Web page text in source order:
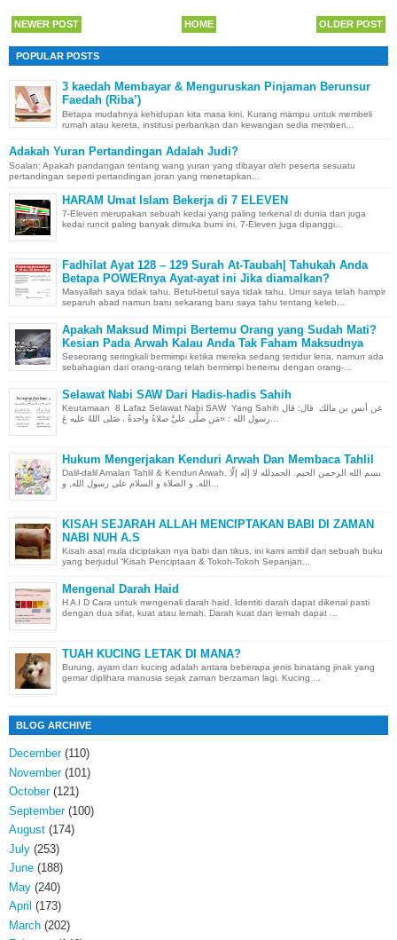
NEWER POST OLDER POST
HOME
POPULAR POSTS
3 kaedah Membayar & Menguruskan Pinjaman Berunsur
Faedah (Riba’)
Betapa mudahnya kehidupan kita masa kini. Kurang mampu untuk membeli
rumah atau kereta, institusi perbankan dan kewangan sedia memberi...
Adakah Yuran Pertandingan Adalah Judi?
Soalan: Apakah pandangan tentang wang yuran yang dibayar oleh peserta sesuatu
pertandingan seperti pertandingan joran yang menetapkan...
HARAM Umat Islam Bekerja di 7 ELEVEN
7-Eleven merupakan sebuah kedai yang paling terkenal di dunia dan juga
kedai runcit paling banyak dimuka bumi ini. 7-Eleven juga dipanggi...
Fadhilat Ayat 128 – 129 Surah At-Taubah| Tahukah Anda
Betapa POWERnya Ayat-ayat ini Jika diamalkan?
Masyallah saya tidak tahu. Betul-betul saya tidak tahu. Umur saya telah hampir
separuh abad namun baru sekarang baru saya tahu tentang keleb...
Apakah Maksud Mimpi Bertemu Orang yang Sudah Mati?
Kesian Pada Arwah Kalau Anda Tak Faham Maksudnya
Seseorang seringkali bermimpi ketika mereka sedang tertidur lena, namun ada
sebahagian dari orang-orang telah bermimpi bertemu dengan orang-...
Selawat Nabi SAW Dari Hadis-hadis Sahih
Keutamaan 8 Lafaz Selawat Nabi SAW Yang Sahih عن أنس بن مالك قال: قال
رسول الله : «مَن صلَّى عليَّ صلاةً واحدةً ، صَلى اللهُ عليه عَ...
Hukum Mengerjakan Kenduri Arwah Dan Membaca Tahlil
Dalil-dalil Amalan Tahlil & Kenduri Arwah. بسم الله الرحمن الحيم. الحمدلله لا إله إلّا
الله, و الصلاة و السلام على رسول الله, و...
KISAH SEJARAH ALLAH MENCIPTAKAN BABI DI ZAMAN
NABI NUH A.S
Kisah asal mula diciptakan nya babi dan tikus, ini kami ambil dari sebuah buku
yang berjudul “Kisah Penciptaan & Tokoh-Tokoh Sepanjan...
Mengenal Darah Haid
H A I D Cara untuk mengenali darah haid. Identiti darah dapat dikenal pasti
dengan dua sifat, kuat atau lemah. Darah kuat dan lemah dapat ...
TUAH KUCING LETAK DI MANA?
Burung, ayam dan kucing adalah antara beberapa jenis binatang jinak yang
gemar diplihara manusia sejak zaman berzaman lagi. Kucing ...
BLOG ARCHIVE
December(110)
November(101)
October(121)
September(100)
August (174)
July (253)
June (188)
May (240)
April (173)
March (202)